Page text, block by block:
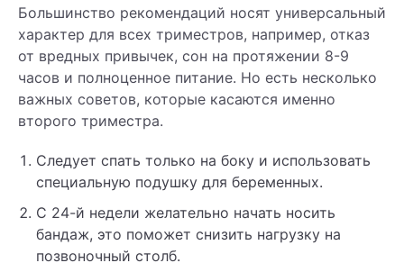
Большинство рекомендаций носят универсальный
характер для всех триместров, например, отказ
от вредных привычек, сон на протяжении 8-9
часов и полноценное питание. Но есть несколько
важных советов, которые касаются именно
второго триместра.
Следует спать только на боку и использовать
специальную подушку для беременных.
С 24-й недели желательно начать носить
бандаж, это поможет снизить нагрузку на
позвоночный столб.